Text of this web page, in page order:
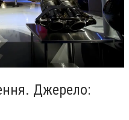
Джерело: